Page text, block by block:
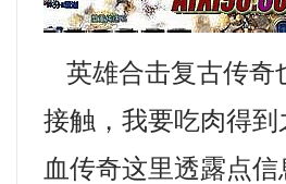
英雄合击复古传奇
接触，我要吃肉得
血传奇这里透露点